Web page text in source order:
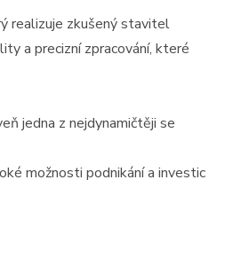
realizuje zkušený stavitel
a precizní zpracování, které
jedna z nejdynamičtěji se
možnosti podnikání a investic